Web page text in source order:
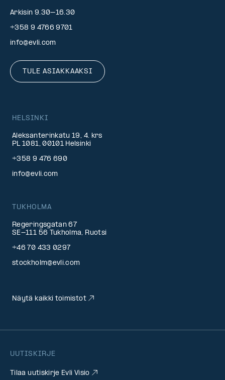
Arkisin 9.30–16.30
+358 9 4766 9701
info@evli.com
TULE ASIAKKAAKSI
UUTISKIRJE
Tilaa uutiskirje Evli Visio
HELSINKI
Aleksanterinkatu 19, 4. krs
PL 1081, 00101 Helsinki
+358 9 476 690
info@evli.com
TUKHOLMA
Regeringsgatan 67
SE-111 56 Tukholma, Ruotsi
+46 70 433 0297
stockholm@evli.com
Näytä kaikki toimistot